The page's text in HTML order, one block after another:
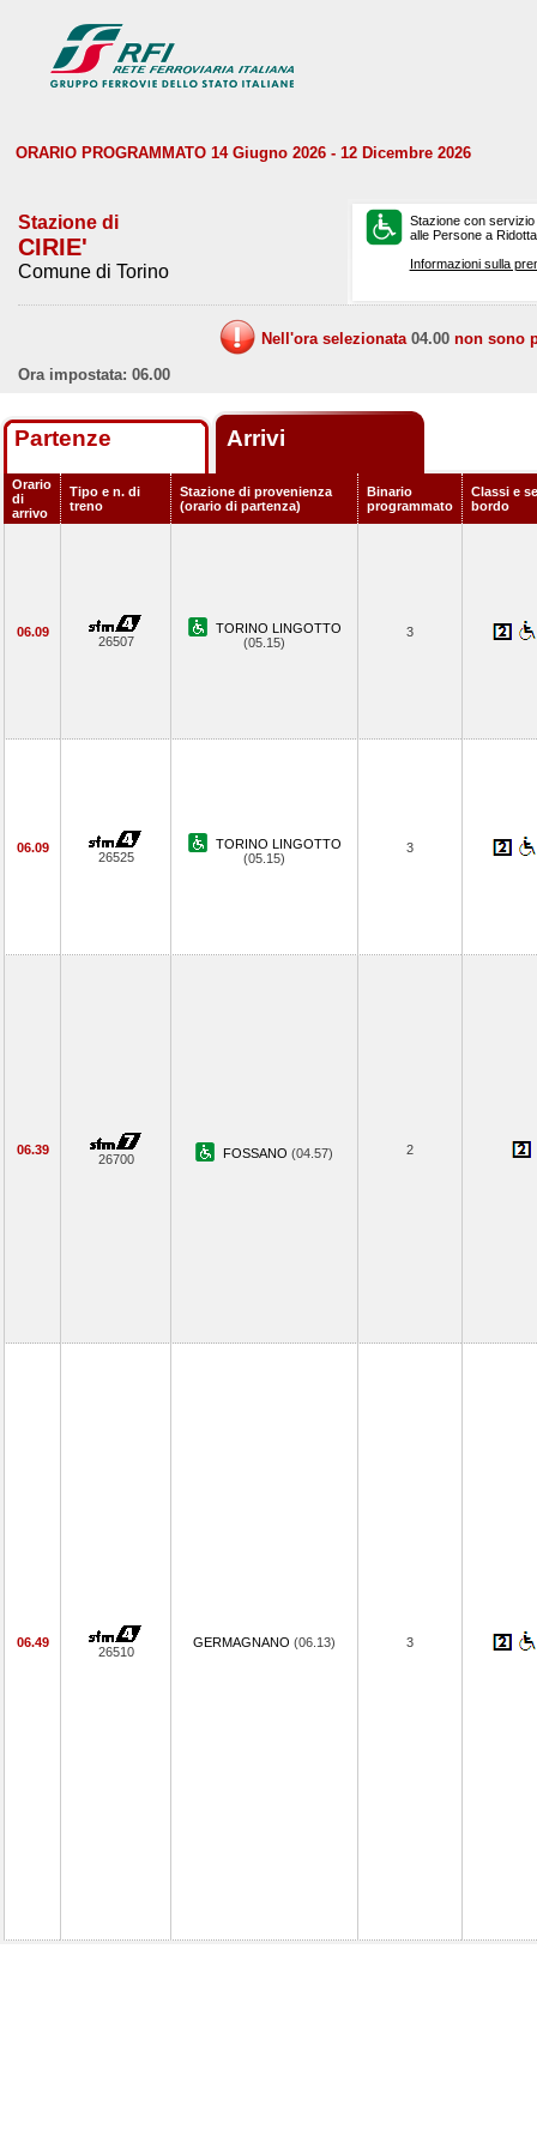
ORARIO PROGRAMMATO 14 Giugno 2026 - 12 Dicembre 2026
Stazione di
CIRIE'
Comune di Torino
Stazione con
alle Persone a
Informazioni sulla
Nell'ora selezionata 04.00 non sono
Ora impostata: 06.00
Partenze Arrivi
Orario
di
arrivo
Tipo e n. di
treno
Stazione di provenienza
(orario di partenza)
Binario
programmato
Classi e
bordo
06.09
26507
TORINO LINGOTTO
(05.15)
3
06.09
26525
TORINO LINGOTTO
(05.15)
3
06.39
26700 FOSSANO (04.57) 2
06.49
26510
GERMAGNANO (06.13) 3